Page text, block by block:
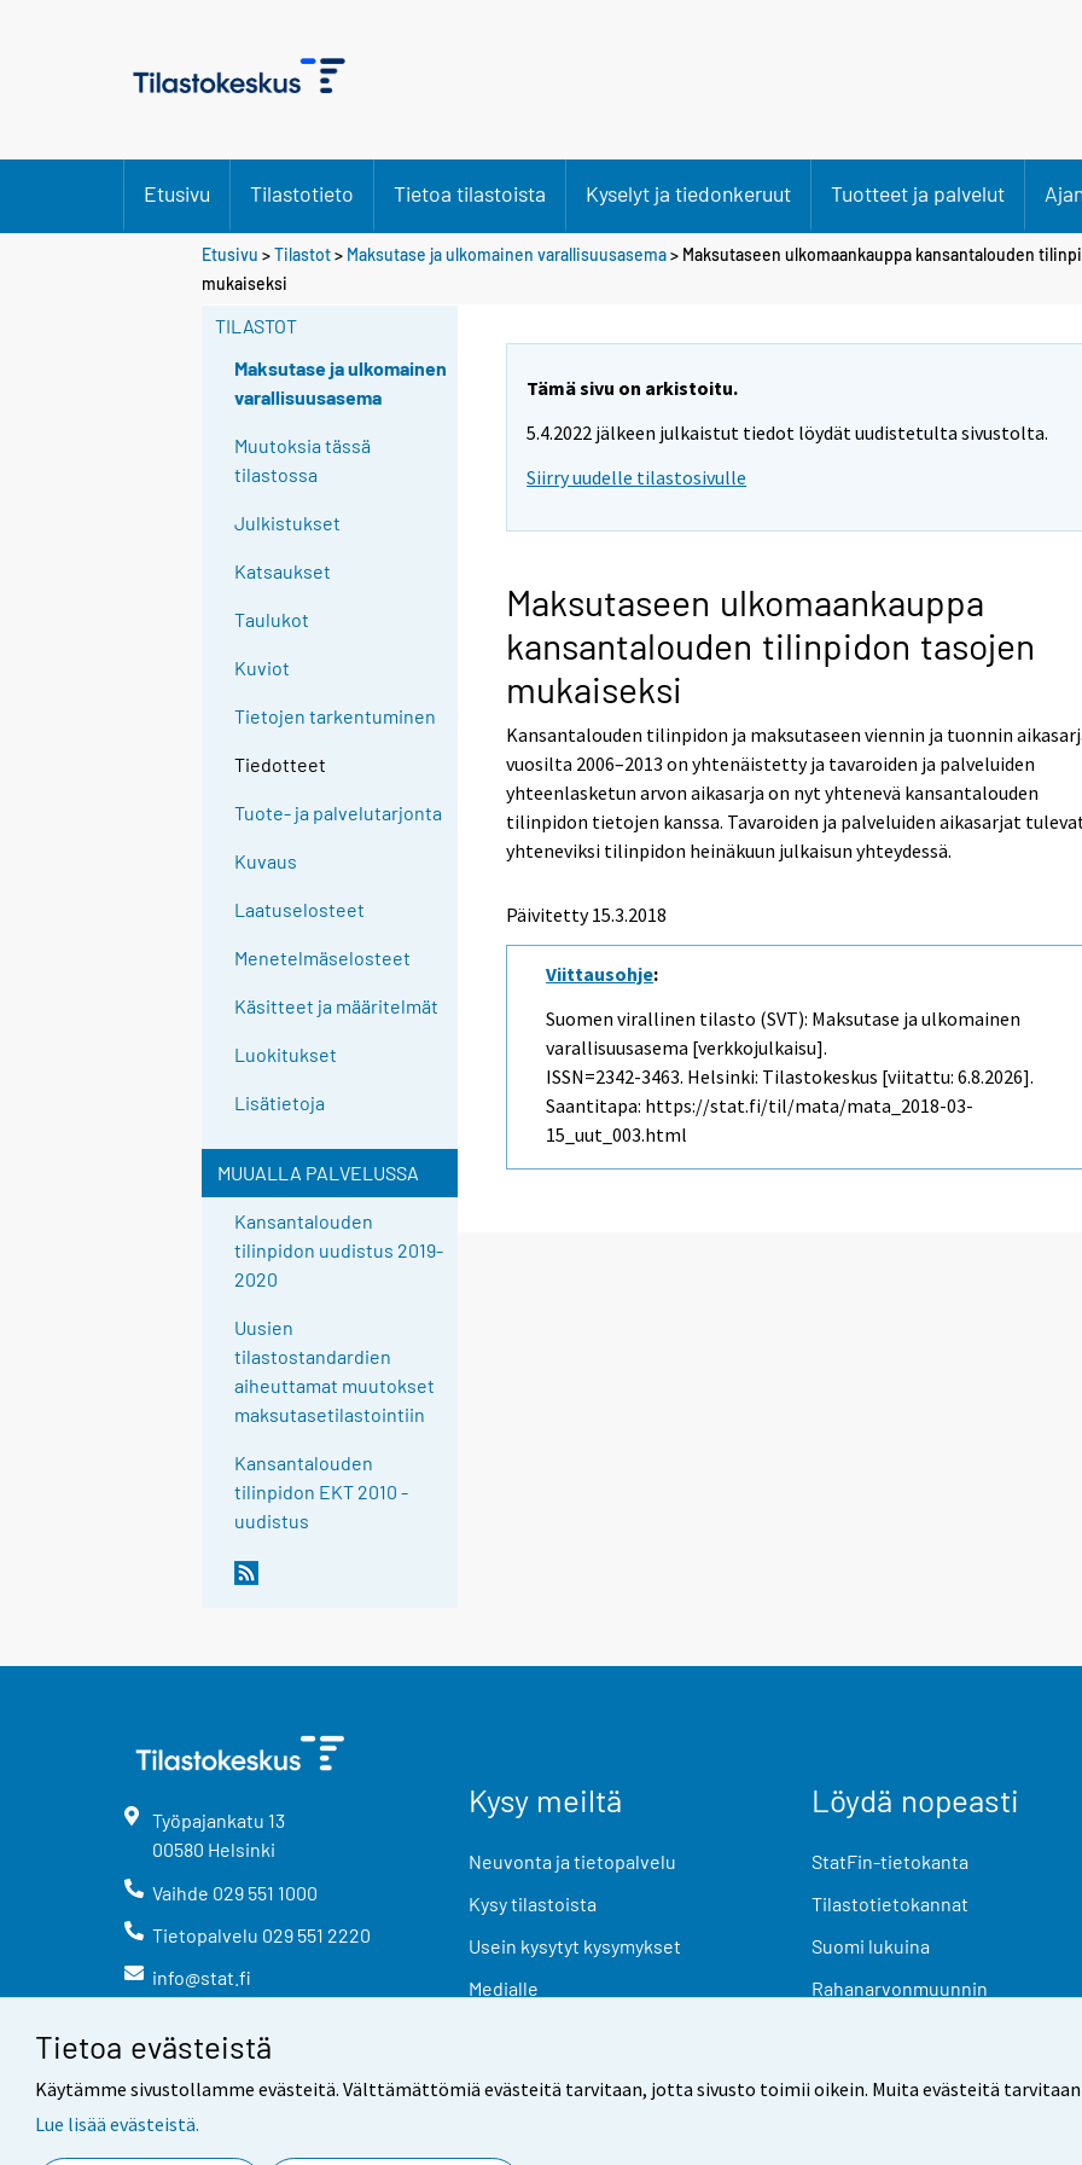
Tietoa evästeistä
Käytämme sivustollamme evästeitä. Välttämättömiä evästeitä tarvitaan, jotta sivusto toimii oikein. Muita evästeitä
Lue lisää evästeistä.
Etusivu Tilastotieto Tietoa tilastoista Kyselyt ja tiedonkeruut Tuotteet ja palvelut
Etusivu >Tilastot> Maksutase ja ulkomainen varallisuusasema> Maksutaseen ulkomaankauppa kansantalouden
mukaiseksi
TILASTOT
Maksutase ja ulkomainen
varallisuusasema
Muutoksia tässä
tilastossa
Julkistukset
Katsaukset
Taulukot
Kuviot
Tietojen tarkentuminen
Tiedotteet
Tuote- ja palvelutarjonta
Kuvaus
Laatuselosteet
Menetelmäselosteet
Käsitteet ja määritelmät
Luokitukset
Lisätietoja
MUUALLA PALVELUSSA
Kansantalouden
tilinpidon uudistus 2019-
2020
Uusien
tilastostandardien
aiheuttamat muutokset
maksutasetilastointiin
Kansantalouden
tilinpidon EKT 2010 -
uudistus
Tämä sivu on arkistoitu.
5.4.2022 jälkeen julkaistut tiedot löydät uudistetulta sivustolta.
Siirry uudelle tilastosivulle
Maksutaseen ulkomaankauppa
kansantalouden tilinpidon tasojen
mukaiseksi
Kansantalouden tilinpidon ja maksutaseen viennin ja tuonnin
vuosilta 2006–2013 on yhtenäistetty ja tavaroiden ja palveluiden
yhteenlasketun arvon aikasarja on nyt yhtenevä kansantalouden
tilinpidon tietojen kanssa. Tavaroiden ja palveluiden aikasarjat
yhteneviksi tilinpidon heinäkuun julkaisun yhteydessä.
Päivitetty 15.3.2018
Viittausohje:
Suomen virallinen tilasto (SVT): Maksutase ja ulkomainen
varallisuusasema [verkkojulkaisu].
ISSN=2342-3463. Helsinki: Tilastokeskus [viitattu: 6.8.2026].
Saantitapa: https://stat.fi/til/mata/mata_2018-03-
15_uut_003.html
Työpajankatu 13
00580 Helsinki
Vaihde 029 551 1000
Tietopalvelu 029 551 2220
info@stat.fi
Kysy meiltä
Neuvonta ja tietopalvelu
Kysy tilastoista
Usein kysytyt kysymykset
Medialle
Löydä nopeasti
StatFin-tietokanta
Tilastotietokannat
Suomi lukuina
Rahanarvonmuunnin